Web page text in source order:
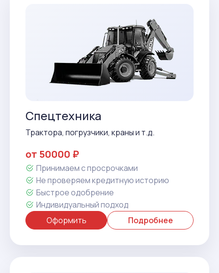
Спецтехника
Трактора, погрузчики, краны и т.д.
от 50000 ₽
Принимаем с просрочками
Не проверяем кредитную историю
Быстрое одобрение
Индивидуальный подход
Оформить
Подробнее